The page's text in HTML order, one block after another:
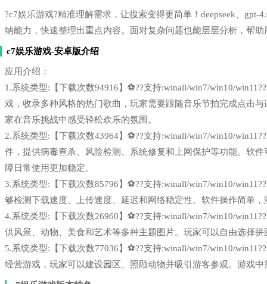
?c7娱乐游戏?精准理解需求，让搜索变得更简单！deepseek、
纳能力，快速整理出重点内容。面对复杂问题也能层层分析，帮
c7娱乐游戏-安卓版介绍
应用介绍：
1.系统类型:【下载次数94916】⚽??支持:winall/win7/win10/
戏，收录多种风格的热门歌曲，玩家需要跟随音乐节拍完成点击
家在音乐挑战中感受轻松欢乐的氛围。
2.系统类型:【下载次数43964】⚽??支持:winall/win7/win10/
件，提供病毒查杀、风险检测、系统修复和上网保护等功能。软
障日常使用更加稳定。
3.系统类型:【下载次数85796】⚽??支持:winall/win7/win10/
够检测下载速度、上传速度、延迟和网络稳定性。软件操作简单
4.系统类型:【下载次数26960】⚽??支持:winall/win7/win10/
供风景、动物、美食和艺术等多种主题图片。玩家可以自由选择
5.系统类型:【下载次数77036】⚽??支持:winall/win7/win10/
经营游戏，玩家可以建设园区、照顾动物并吸引游客参观。游戏